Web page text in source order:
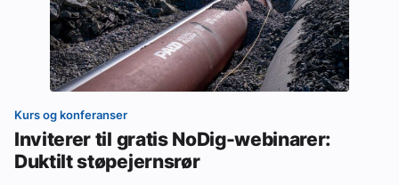
Kurs og konferanser
Inviterer til gratis NoDig-webinarer:
Duktilt støpejernsrør